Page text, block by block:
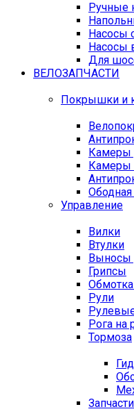
Ручные
Насосы
Насосы
Для
ВЕЛОЗАПЧАСТИ
Покрышки и
Камеры
Камеры
Ободная
Управление
Вилки
Втулки
Выносы
Грипсы
Рули
Рога на
Тормоза